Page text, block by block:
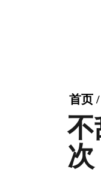
首页 /
不
次